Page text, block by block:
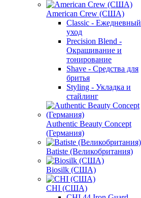
American Crew (США)
Classic - Ежедневный
уход
Precision Blend -
Окрашивание и
тонирование
Shave - Средства для
бритья
Styling - Укладка и
стайлинг
Authentic Beauty Concept
(Германия)
Batiste (Великобритания)
Biosilk (США)
CHI (США)